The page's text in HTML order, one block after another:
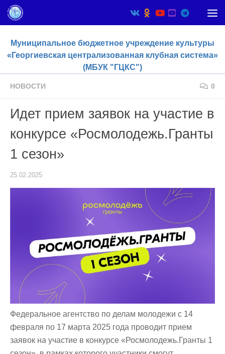
Skip to content
Муниципальное бюджетное учреждение культуры
«Георгиевская централизованная клубная система»
(МБУК "ГЦКС")
НОВОСТИ 0
Идет прием заявок на участие в
конкурсе «Росмолодежь.Гранты
1 сезон»
25.02.2025
Федеральное агентство по делам молодежи с 14
февраля по 17 марта 2025 года проводит прием
заявок на участие в конкурсе «Росмолодежь.Гранты 1